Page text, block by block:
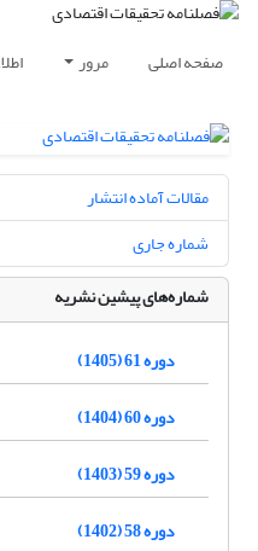
صفحه اصلی مرور
مقالات آماده انتشار
شماره جاری
شماره‌های پیشین نشریه
دوره 61 (1405)
دوره 60 (1404)
دوره 59 (1403)
دوره 58 (1402)